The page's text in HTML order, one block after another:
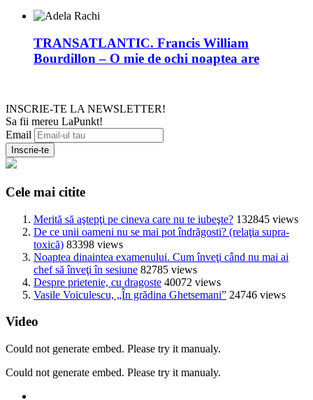
TRANSATLANTIC. Francis William
Bourdillon – O mie de ochi noaptea are
INSCRIE-TE LA NEWSLETTER!
Sa fii mereu LaPunkt!
Email
Cele mai citite
Merită să aştepţi pe cineva care nu te iubeşte? 132845 views
De ce unii oameni nu se mai pot îndrăgosti? (relaţia supra-
toxică) 83398 views
Noaptea dinaintea examenului. Cum înveţi când nu mai ai
chef să înveţi în sesiune 82785 views
Despre prietenie, cu dragoste 40072 views
Vasile Voiculescu, „În grădina Ghetsemani” 24746 views
Video
Could not generate embed. Please try it manualy.
Could not generate embed. Please try it manualy.